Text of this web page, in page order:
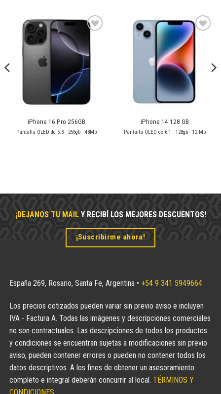
lista de
deseos
iPhone 16 Pro 256GB
Pantalla OLED de 6.3 - 256gb - 48Mp
Añadir
a la
deseos
iPhone 14 128 GB
Pantalla OLED de 6.1 - 128gb - 12 Mp
¡DEJANOS TU MAILY RECIBÍ LOS MEJORES DESCUENTOS!
¡Suscribirme ahora!
España 269, Rosario, Santa Fe, Argentina • +54 9 341 5949664
Los precios cotizados pueden variar sin previo aviso e incluyen
IVA - Factura A. Todas las imágenes y descripciones comerciales
no son contractuales. Las descripciones de todos los productos
y condiciones se encuentran sujetas a modificaciones sin previo
aviso, pueden contener errores o pueden no contener todos los
datos descriptivos. A los fines de obtener un asesoramiento
completo e integral deberán concurrir al local. TÉRMINOS Y